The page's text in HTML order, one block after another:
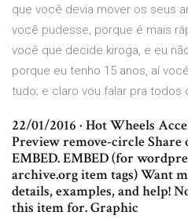
que você devia mover os seus
você pudesse, porque é mais
você que decide kiroga, e eu
porque eu tenho 15 anos, aí
tudo; e claro vou falar pra todos
22/01/2016 · Hot Wheels
Preview remove-circle Share
EMBED. EMBED (for
archive.org itemtags) Want
details, examples, and help!
this item for. Graphic